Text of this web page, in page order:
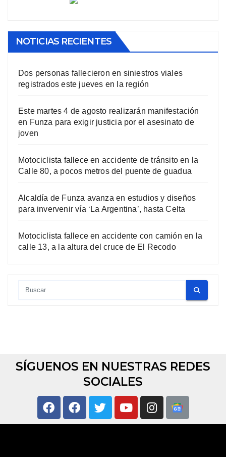
NOTICIAS RECIENTES
Dos personas fallecieron en siniestros viales
registrados este jueves en la región
Este martes 4 de agosto realizarán manifestación
en Funza para exigir justicia por el asesinato de
joven
Motociclista fallece en accidente de tránsito en la
Calle 80, a pocos metros del puente de guadua
Alcaldía de Funza avanza en estudios y diseños
para invervenir vía ‘La Argentina’, hasta Celta
Motociclista fallece en accidente con camión en la
calle 13, a la altura del cruce de El Recodo
SÍGUENOS EN NUESTRAS REDES
SOCIALES